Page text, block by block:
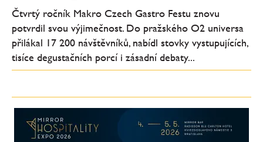
Čtvrtý ročník Makro Czech Gastro Festu znovu
potvrdil svou výjimečnost. Do pražského O2 universa
přilákal 17 200 návštěvníků, nabídl stovky vystupujících,
tisíce degustačních porcí i zásadní debaty...